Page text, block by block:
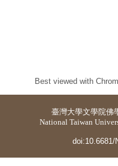
Best viewed with
臺灣大學文學院佛
National Taiwan
doi:10.6681/